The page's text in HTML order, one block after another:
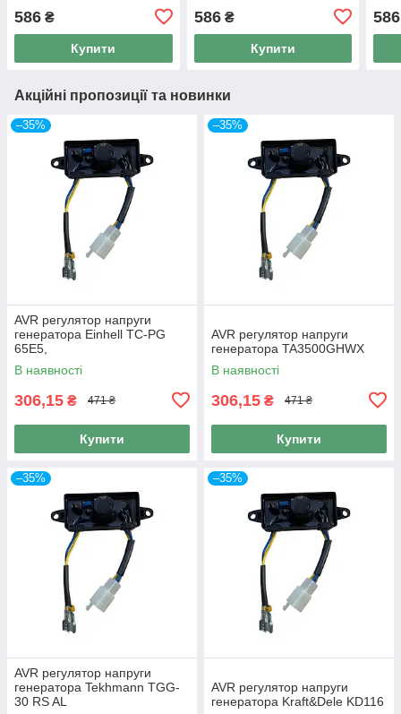
586 ₴
Купити
586₴
Купити
586
Акційні пропозиції та новинки
–35%
AVR регулятор напруги
генератора Einhell TC-PG
65E5,
В наявності
306,15 ₴ 471 ₴
Купити
–35%
AVR регулятор напруги
генератора TA3500GHWX
В наявності
306,15 ₴ 471 ₴
Купити
–35%
AVR регулятор напруги
генератора Tekhmann TGG-
30 RS AL
–35%
AVR регулятор напруги
генератора Kraft&Dele KD116